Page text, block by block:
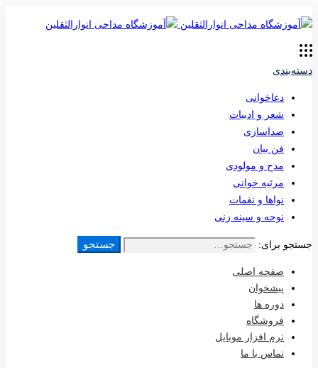
دسته‌بندی
دعاخوانی
شعر و ادبیات
صداسازی
فن بیان
مدح و مولودی
مرثیه خوانی
نواها و نغمات
نوحه و سینه زنی
جستجو برای: جستجو
صفحه اصلی
پیشخوان
دوره ها
فروشگاه
نرم افزار موبایل
تماس با ما